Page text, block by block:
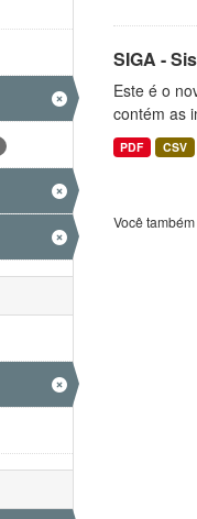
SIGA -
Este é o
contém as
PDF CSV
Você